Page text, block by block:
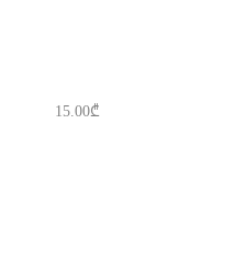
15.00₾